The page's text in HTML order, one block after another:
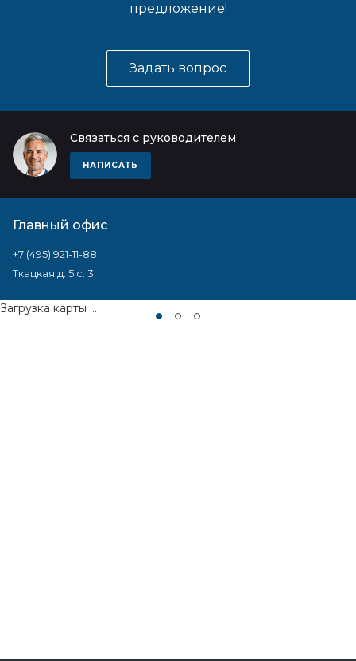
предложение!
Задать вопрос
Связаться с руководителем
НАПИСАТЬ
Главный офис
+7 (495) 921-11-88
Ткацкая д. 5 с. 3
Загрузка карты ...